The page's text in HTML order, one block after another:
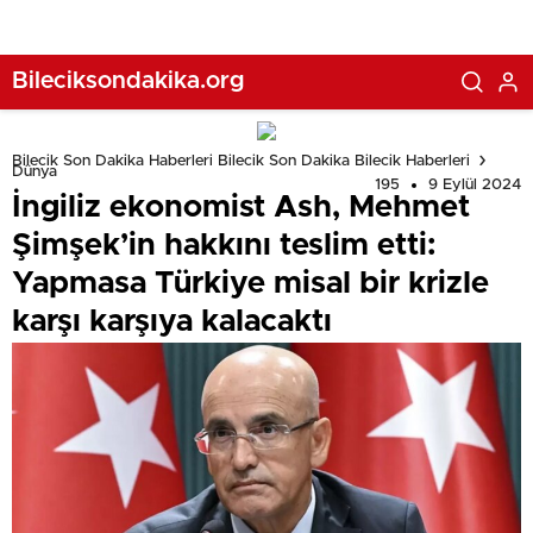
Bileciksondakika.org
Bilecik Son Dakika Haberleri Bilecik Son Dakika Bilecik Haberleri
Dünya
195
9 Eylül 2024
İngiliz ekonomist Ash, Mehmet
Şimşek’in hakkını teslim etti:
Yapmasa Türkiye misal bir krizle
karşı karşıya kalacaktı